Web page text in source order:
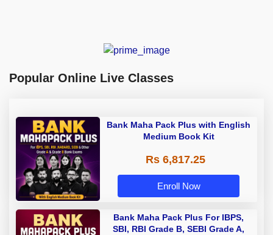
Popular Online Live Classes
Bank Maha Pack Plus with English
Medium Book Kit
Rs 6,817.25
Enroll Now
Bank Maha Pack Plus For IBPS,
SBI, RBI Grade B, SEBI Grade A,